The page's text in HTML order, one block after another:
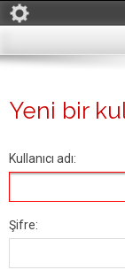
Yeni bir
Kullanıcı adı:
Şifre: